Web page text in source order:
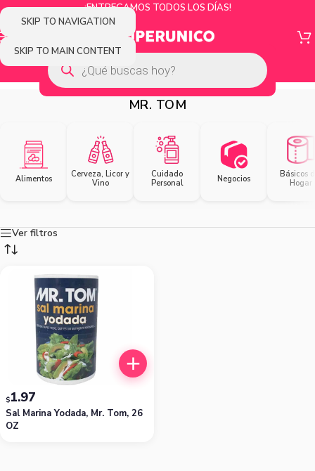
SKIP TO NAVIGATION
SKIP TO MAIN CONTENT
¡ENTREGAMOS TODOS LOS DÍAS!
MR. TOM
Alimentos
Cerveza, Licor y
Vino
Cuidado
Personal
Negocios
Básicos
Hogar
Ver filtros
Sal Marina Yodada, Mr. Tom, 26
OZ
$1.97